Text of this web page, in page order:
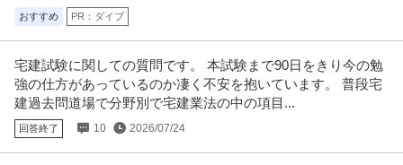
仕事軸だけでなく／人生軸と家族軸も大切に
新着 職場内禁煙 自社サービス
提供：ビズリーチ
事業開発
株式会社スタンバイ
おすすめ PR：ダイブ
宅建試験に関しての質問です。 本試験まで90日をきり今の勉
強の仕方があっているのか凄く不安を抱いています。 普段宅
建過去問道場で分野別で宅建業法の中の項目...
回答終了 10 2026/07/24